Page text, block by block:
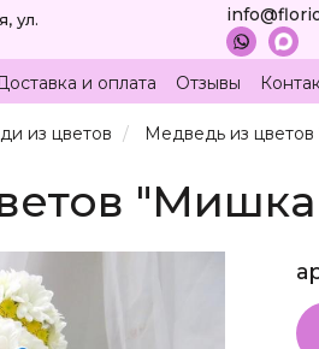
ул.
и оплата Отзывы
из цветов Медведь из